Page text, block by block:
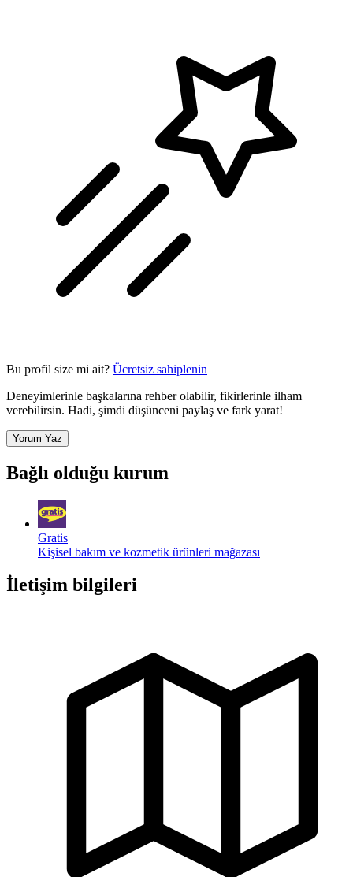
Bu profil size mi ait? Ücretsiz sahiplenin
Deneyimlerinle başkalarına rehber olabilir, fikirlerinle ilham
verebilirsin. Hadi, şimdi düşünceni paylaş ve fark yarat!
Yorum Yaz
Bağlı olduğu kurum
Gratis
Kişisel bakım ve kozmetik ürünleri mağazası
İletişim bilgileri